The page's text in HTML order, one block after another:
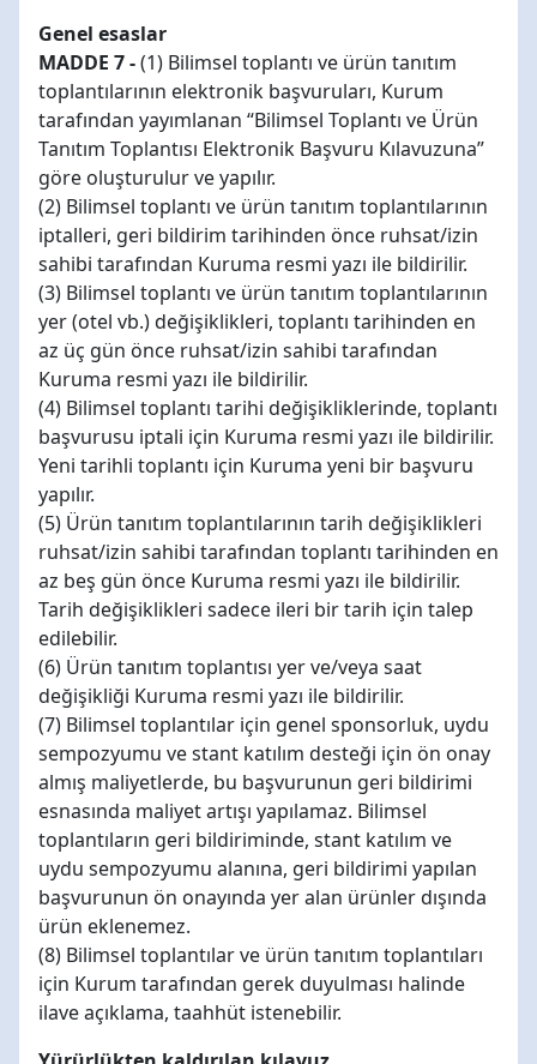
Genel esaslar
MADDE 7 -(1) Bilimsel toplantı ve ürün tanıtım
toplantılarının elektronik başvuruları, Kurum
tarafından yayımlanan “Bilimsel Toplantı ve Ürün
Tanıtım Toplantısı Elektronik Başvuru Kılavuzuna”
göre oluşturulur ve yapılır.
(2) Bilimsel toplantı ve ürün tanıtım toplantılarının
iptalleri, geri bildirim tarihinden önce ruhsat/izin
sahibi tarafından Kuruma resmi yazı ile bildirilir.
(3) Bilimsel toplantı ve ürün tanıtım toplantılarının
yer (otel vb.) değişiklikleri, toplantı tarihinden en
az üç gün önce ruhsat/izin sahibi tarafından
Kuruma resmi yazı ile bildirilir.
(4) Bilimsel toplantı tarihi değişikliklerinde, toplantı
başvurusu iptali için Kuruma resmi yazı ile bildirilir.
Yeni tarihli toplantı için Kuruma yeni bir başvuru
yapılır.
(5) Ürün tanıtım toplantılarının tarih değişiklikleri
ruhsat/izin sahibi tarafından toplantı tarihinden en
az beş gün önce Kuruma resmi yazı ile bildirilir.
Tarih değişiklikleri sadece ileri bir tarih için talep
edilebilir.
(6) Ürün tanıtım toplantısı yer ve/veya saat
değişikliği Kuruma resmi yazı ile bildirilir.
(7) Bilimsel toplantılar için genel sponsorluk, uydu
sempozyumu ve stant katılım desteği için ön onay
almış maliyetlerde, bu başvurunun geri bildirimi
esnasında maliyet artışı yapılamaz. Bilimsel
toplantıların geri bildiriminde, stant katılım ve
uydu sempozyumu alanına, geri bildirimi yapılan
başvurunun ön onayında yer alan ürünler dışında
ürün eklenemez.
(8) Bilimsel toplantılar ve ürün tanıtım toplantıları
için Kurum tarafından gerek duyulması halinde
ilave açıklama, taahhüt istenebilir.